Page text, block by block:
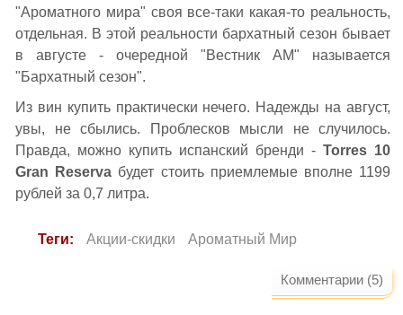
"Ароматного мира" своя все-таки какая-то реальность,
отдельная. В этой реальности бархатный сезон бывает
в августе - очередной "Вестник АМ" называется
"Бархатный сезон".
Из вин купить практически нечего. Надежды на август,
увы, не сбылись. Проблесков мысли не случилось.
Правда, можно купить испанский бренди - Torres 10
Gran Reserva будет стоить приемлемые вполне 1199
рублей за 0,7 литра.
Теги: Акции-скидки Ароматный Мир
Комментарии (5)